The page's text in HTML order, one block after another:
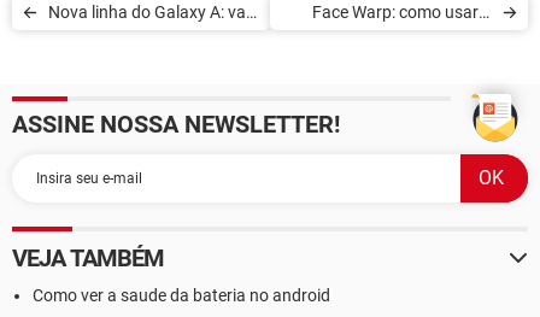
Nova linha do Galaxy A: vale
Face Warp: como usar o
ASSINE NOSSA NEWSLETTER!
VEJA TAMBÉM
Como ver a saude da bateria no android